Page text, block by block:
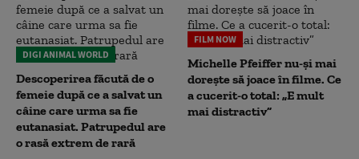
DIGI ANIMAL WORLD
Descoperirea făcută de o
femeie după ce a salvat un
câine care urma sa fie
eutanasiat. Patrupedul are
o rasă extrem de rară
FILM NOW
Michelle Pfeiffer nu-și mai
dorește să joace în filme. Ce
a cucerit-o total: „E mult
mai distractiv”